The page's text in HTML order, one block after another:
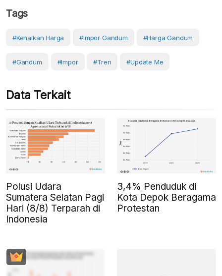
Tags
#Kenaikan Harga #impor Gandum #harga Gandum
#Gandum #Impor #Tren #Update Me
Data Terkait
Polusi Udara
Sumatera Selatan Pagi
Hari (8/8) Terparah di
Indonesia
3,4% Penduduk di
Kota Depok Beragama
Protestan